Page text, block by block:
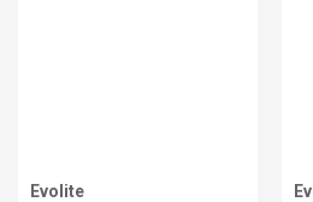
Evolite